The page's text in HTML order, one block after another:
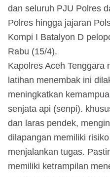
dan seluruh PJU Polres
Polres hingga jajaran
Kompi I Batalyon D
Rabu (15/4).
Kapolres Aceh Tenggara
latihan menembak ini
meningkatkan
senjata api (senpi).
dan laras pendek,
dilapangan memiliki
menjalankan tugas.
memiliki ketrampilan